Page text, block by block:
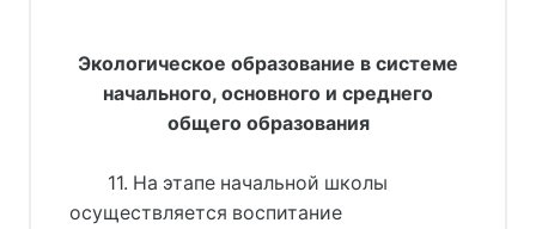
Экологическое образование в системе
начального, основного и среднего
общего образования
11. На этапе начальной школы
осуществляется воспитание